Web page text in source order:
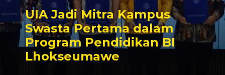
UIA Jadi Mitra Kampus
Swasta Pertama dalam
Program Pendidikan BI
Lhokseumawe